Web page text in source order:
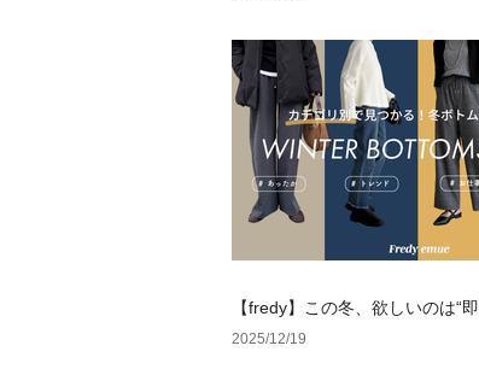
【fredy】この冬、欲しいのは“
2025/12/19